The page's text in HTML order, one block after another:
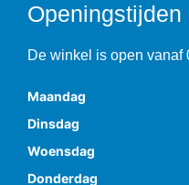
Openingstijden
De winkel is open vanaf
Maandag
Dinsdag
Woensdag
Donderdag